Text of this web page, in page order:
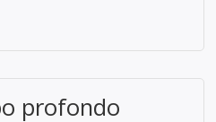
profondo